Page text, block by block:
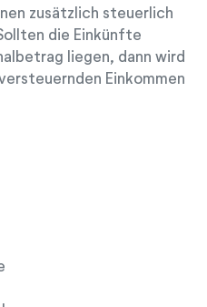
zusätzlich steuerlich
die Einkünfte
liegen, dann wird
Einkommen